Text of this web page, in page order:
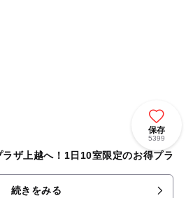
保存
5399
ザ上越へ！1日10室限定のお得プラ
続きをみる